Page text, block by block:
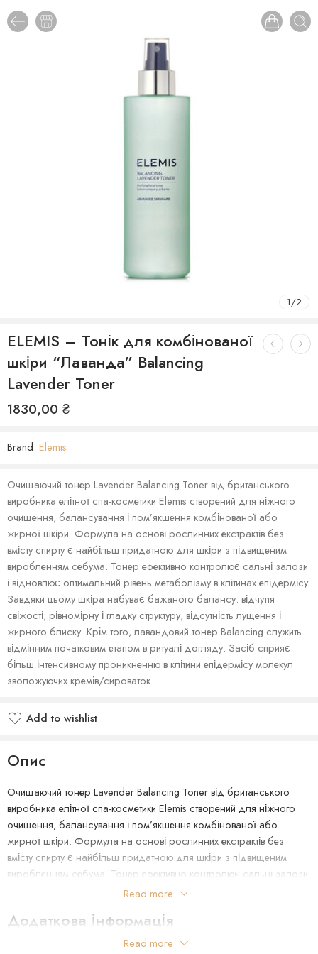
1/2
ELEMIS – Тонік для комбінованої
шкіри “Лаванда” Balancing
Lavender Toner
1830,00 ₴
Brand: Elemis
Очищаючий тонер Lavender Balancing Toner від британського
виробника елітної спа-косметики Elemis створений для ніжного
очищення, балансування і пом’якшення комбінованої або
жирної шкіри. Формула на основі рослинних екстрактів без
вмісту спирту є найбільш придатною для шкіри з підвищеним
виробленням себума. Тонер ефективно контролює сальні залози
і відновлює оптимальний рівень метаболізму в клітинах епідермісу.
Завдяки цьому шкіра набуває бажаного балансу: відчуття
свіжості, рівномірну і гладку структуру, відсутність лущення і
жирного блиску. Крім того, лавандовий тонер Balancing служить
відмінним початковим етапом в ритуалі догляду. Засіб сприяє
більш інтенсивному проникненню в клітини епідермісу молекул
зволожуючих кремів/сироваток.
Add to wishlist
Опис
Очищаючий тонер Lavender Balancing Toner від британського
виробника елітної спа-косметики Elemis створений для ніжного
очищення, балансування і пом’якшення комбінованої або
жирної шкіри. Формула на основі рослинних екстрактів без
вмісту спирту є найбільш придатною для шкіри з підвищеним
виробленням себума. Тонер ефективно контролює сальні залози
і відновлює оптимальний рівень метаболізму в клітинах епідермісу.
свіжості, рівномірну і гладку структуру, відсутність лущення і
жирного блиску. Крім того, лавандовий тонер Balancing служить
Read more
Додаткова інформація
Країна Виробництва: Велика Британія
Read more